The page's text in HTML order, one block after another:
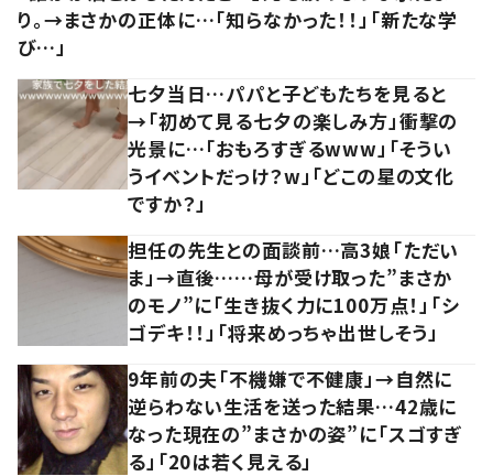
り。→まさかの正体に…「知らなかった！！」「新たな学
び…」
七夕当日…パパと子どもたちを見ると
→「初めて見る七夕の楽しみ方」衝撃の
光景に…「おもろすぎるwww」「そうい
うイベントだっけ？w」「どこの星の文化
ですか？」
担任の先生との面談前…高3娘「ただい
ま」→直後……母が受け取った”まさか
のモノ”に「生き抜く力に100万点！」「シ
ゴデキ！！」「将来めっちゃ出世しそう」
9年前の夫「不機嫌で不健康」→自然に
逆らわない生活を送った結果…42歳に
なった現在の”まさかの姿”に「スゴすぎ
る」「20は若く見える」